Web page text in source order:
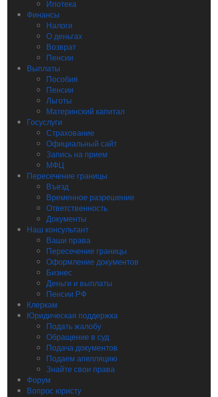
Ипотека
Финансы
Налоги
О деньгах
Возврат
Пенсии
Выплаты
Пособия
Пенсии
Льготы
Материнский капитал
Госуслуги
Страхование
Официальный сайт
Запись на прием
МФЦ
Пересечение границы
Въезд
Временное разрешение
Ответственность
Документы
Наш консультант
Ваши права
Пересечение границы
Оформление документов
Бизнес
Деньги и выплаты
Пенсии РФ
Клеркам
Юридическая поддержка
Подать жалобу
Обращение в суд
Подача документов
Подаем апелляцию
Знайте свои права
Форум
Вопрос юристу